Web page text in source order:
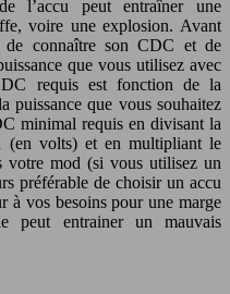
l’accu peut entraîner une
voire une explosion. Avant
connaître son CDC et de
que vous utilisez avec
requis est fonction de la
puissance que vous souhaitez
minimal requis en divisant la
(en volts) et en multipliant le
votre mod (si vous utilisez un
préférable de choisir un accu
à vos besoins pour une marge
peut entrainer un mauvais